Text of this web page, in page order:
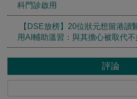
科門診啟用
【DSE放榜】20位狀元想留港讀
用AI輔助溫習：與其擔心被取代
評論